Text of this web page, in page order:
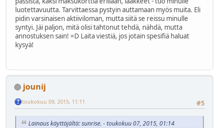
luotettavuutta. Tarvittaessa pystyin auttamaan myös muita. Eli
pidin varsinaisen aktiiviloman, mutta siitä se reissu minulle
syntyi. Jäi paljon, mitä olisi tahtonut tehdä, nähdä, mutta
annostuksen sain! =D Laita viestiä, jos jotain spesifiä haluat
kysyä!
jounij
#5
toukokuu 09, 2015, 11:11
Lainaus käyttäjältä: sunrise. - toukokuu 07, 2015, 01:14